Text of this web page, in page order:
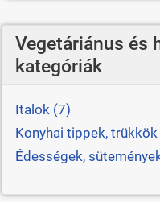
Vegetáriánus és
kategóriák
Italok (7)
Konyhai tippek,
Édességek,